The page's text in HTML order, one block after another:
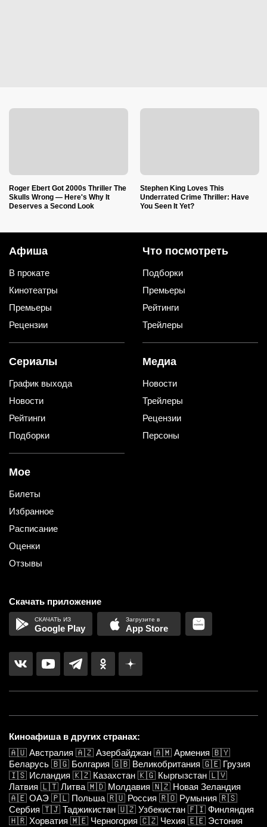
Roger Ebert Got 2000s Thriller The
Skulls Wrong — Here's Why It
Deserves a Second Look
Stephen King Loves This
Underrated Crime Thriller: Have
You Seen It Yet?
Афиша
В прокате
Кинотеатры
Премьеры
Рецензии
Что посмотреть
Подборки
Премьеры
Рейтинги
Трейлеры
Сериалы
График выхода
Новости
Рейтинги
Подборки
Медиа
Новости
Трейлеры
Рецензии
Персоны
Мое
Билеты
Избранное
Расписание
Оценки
Отзывы
Скачать приложение
Google Play App Store
Киноафиша в других странах:
🇦🇺 Австралия 🇦🇿 Азербайджан 🇦🇲 Армения 🇧🇾
Беларусь 🇧🇬 Болгария 🇬🇧 Великобритания 🇬🇪 Грузия
🇮🇸 Исландия 🇰🇿 Казахстан 🇰🇬 Кыргызстан 🇱🇻
Латвия 🇱🇹 Литва 🇲🇩 Молдавия 🇳🇿 Новая Зеландия
🇦🇪 ОАЭ 🇵🇱 Польша 🇷🇺 Россия 🇷🇴 Румыния 🇷🇸
Сербия 🇹🇯 Таджикистан 🇺🇿 Узбекистан 🇫🇮 Финляндия
🇭🇷 Хорватия 🇲🇪 Черногория 🇨🇿 Чехия 🇪🇪 Эстония